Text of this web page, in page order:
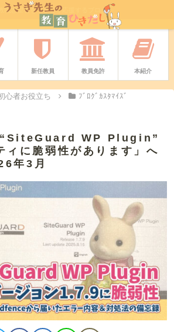
職志望者をやさしく応援するブログ －
新任教員 教員免許 本紹介
心者お役立ち ﾌﾞﾛｸﾞｶｽﾀﾏｲｽﾞ
“SiteGuard WP Plugin”
ィに脆弱性があります」へ
年3月